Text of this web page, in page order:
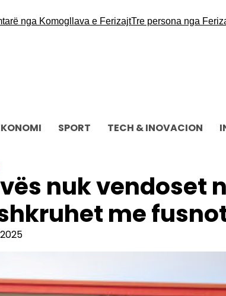
Komogllava e FerizajtTre persona nga Ferizaj
SPORT TECH & INOVACION
nuk vendoset
me